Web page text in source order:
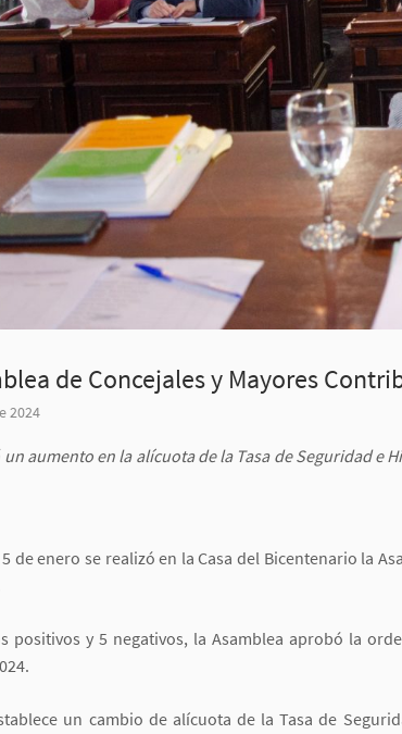
de Concejales y Mayores
2024
un aumento en la alícuota de la Tasa de Seguridad
5 de enero se realizó en la Casa del Bicentenario la
positivos y 5 negativos, la Asamblea aprobó la
un cambio de alícuota de la Tasa de